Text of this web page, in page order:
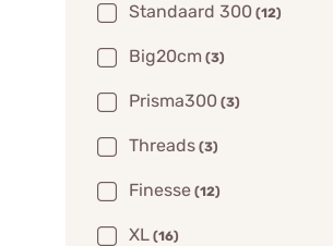
Standaard 300 (12)
Big20cm (3)
Prisma300 (3)
Threads (3)
Finesse (12)
XL (16)